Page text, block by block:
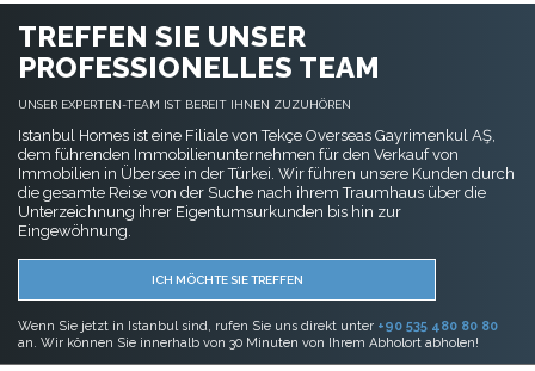
TREFFEN SIE UNSER
PROFESSIONELLES TEAM
UNSER EXPERTEN-TEAM IST BEREIT IHNEN ZUZUHÖREN
Istanbul Homes ist eine Filiale von Tekçe Overseas Gayrimenkul AŞ,
dem führenden Immobilienunternehmen für den Verkauf von
Immobilien in Übersee in der Türkei. Wir führen unsere Kunden durch
die gesamte Reise von der Suche nach ihrem Traumhaus über die
Unterzeichnung ihrer Eigentumsurkunden bis hin zur
Eingewöhnung.
ICH MÖCHTE SIE TREFFEN
Wenn Sie jetzt in Istanbul sind, rufen Sie uns direkt unter +90 535 480 80 80
an. Wir können Sie innerhalb von 30 Minuten von Ihrem Abholort abholen!